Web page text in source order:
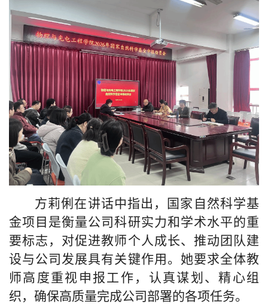
方莉俐在讲话中指出，国家自然科学基
金项目是衡量公司科研实力和学术水平的重
要标志，对促进教师个人成长、推动团队建
设与公司发展具有关键作用。她要求全体教
师高度重视申报工作，认真谋划、精心组
织，确保高质量完成公司部署的各项任务。